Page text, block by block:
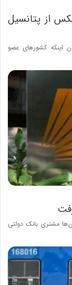
از پتانسیل
و پژوهش «پی ۳» با بیان اینکه کشورهای عضو
مشتری بانک دولتی